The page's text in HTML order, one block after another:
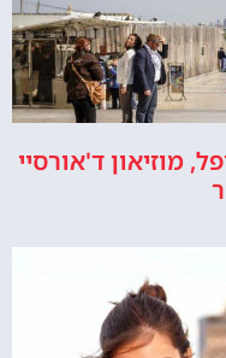
מוזיאון ד'אורסיי